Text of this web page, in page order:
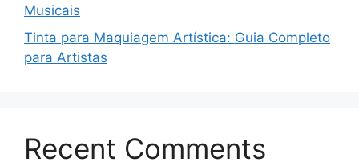
Musicais
Tinta para Maquiagem Artística: Guia Completo
para Artistas
Recent Comments